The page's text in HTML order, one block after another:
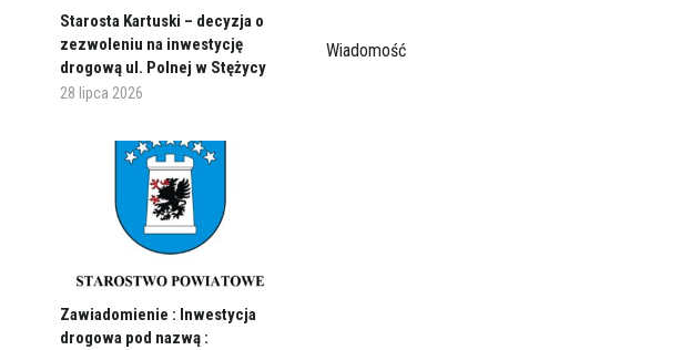
Starosta Kartuski – decyzja o
zezwoleniu na inwestycję
drogową ul. Polnej w Stężycy
28 lipca 2026
Zawiadomienie : Inwestycja
drogowa pod nazwą :
Wiadomość